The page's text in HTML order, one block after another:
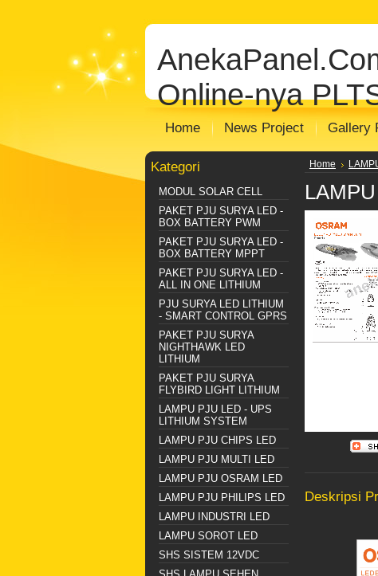
Online-nya
Home News Project Gallery
Kategori
MODUL SOLAR CELL
PAKET PJU SURYA LED -
BOX BATTERY PWM
PAKET PJU SURYA LED -
BOX BATTERY MPPT
PAKET PJU SURYA LED -
ALL IN ONE LITHIUM
PJU SURYA LED LITHIUM
- SMART CONTROL GPRS
PAKET PJU SURYA
NIGHTHAWK LED
LITHIUM
PAKET PJU SURYA
FLYBIRD LIGHT LITHIUM
LAMPU PJU LED - UPS
LITHIUM SYSTEM
LAMPU PJU CHIPS LED
LAMPU PJU MULTI LED
LAMPU PJU OSRAM LED
LAMPU PJU PHILIPS LED
LAMPU INDUSTRI LED
LAMPU SOROT LED
SHS SISTEM 12VDC
Home
Deskripsi